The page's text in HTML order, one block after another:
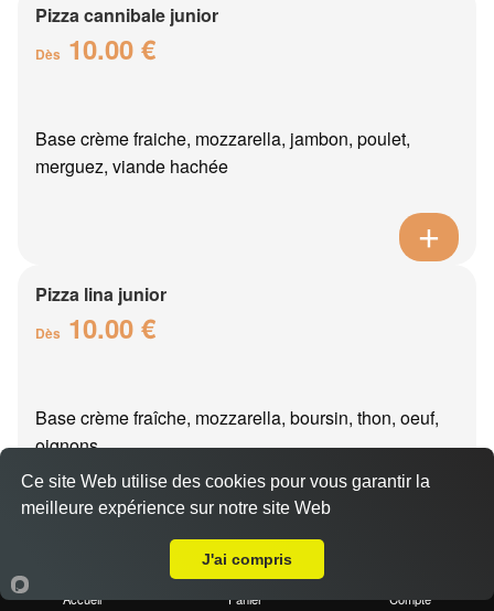
Pizza cannibale junior
Dès 10.00 €
Base crème fraiche, mozzarella, jambon, poulet,
merguez, viande hachée
Pizza lina junior
Dès 10.00 €
Base crème fraîche, mozzarella, boursin, thon, oeuf,
oignons
Pizza oslo junior
Accueil Panier Compte
Ce site Web utilise des cookies pour vous garantir la
meilleure expérience sur notre site Web
J'ai compris